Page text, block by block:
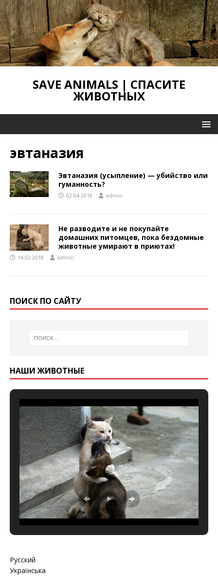
SAVE ANIMALS | СПАСИТЕ
ЖИВОТНЫХ
эвтаназия
Эвтаназия (усыпление) — убийство или
гуманность?
02.04.2018 admin
Не разводите и не покупайте
домашних питомцев, пока бездомные
животные умирают в приютах!
14.02.2018 admin
ПОИСК ПО САЙТУ
НАШИ ЖИВОТНЫЕ
Русский
Українська